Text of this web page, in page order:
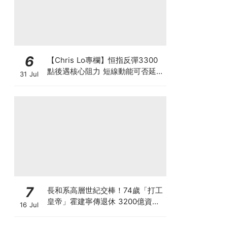
6
31 Jul
【Chris Lo專欄】恒指反彈3300
點後遇核心阻力 短線動能可否延續
7
16 Jul
長和系高層世紀交棒！74歲「打工
皇帝」霍建寧傳退休 3200億資產